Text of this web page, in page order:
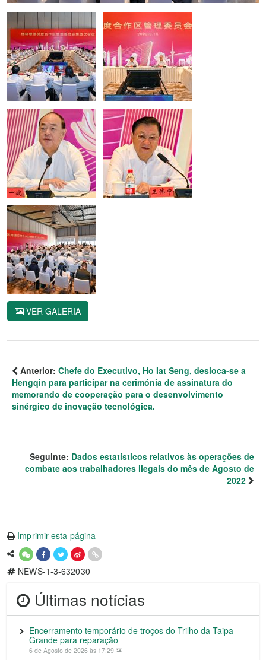
VER GALERIA
Anterior: Chefe do Executivo, Ho Iat Seng, desloca-se a
Hengqin para participar na cerimónia de assinatura do
memorando de cooperação para o desenvolvimento
sinérgico de inovação tecnológica.
Seguinte: Dados estatísticos relativos às operações de
combate aos trabalhadores ilegais do mês de Agosto de
2022
Imprimir esta página
NEWS-1-3-632030
Últimas notícias
Encerramento temporário de troços do Trilho da Taipa
Grande para reparação
6 de Agosto de 2026 às 17:29